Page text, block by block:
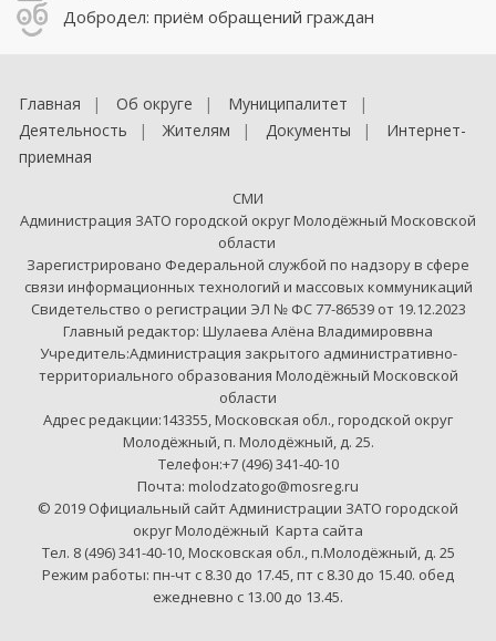
Добродел: приём обращений граждан
Главная Об округе
Муниципалитет
Деятельность
Жителям Документы
Интернет-
приемная
СМИ
Администрация ЗАТО городской округ Молодёжный Московской
области
Зарегистрировано Федеральной службой по надзору в сфере
связи информационных технологий и массовых коммуникаций
Свидетельство о регистрации ЭЛ № ФС 77-86539 от 19.12.2023
Главный редактор: Шулаева Алёна Владимироввна
Учредитель:Администрация закрытого административно-
территориального образования Молодёжный Московской
области
Адрес редакции:143355, Московская обл., городской округ
Молодёжный, п. Молодёжный, д. 25.
Телефон:+7 (496) 341-40-10
Почта: molodzatogo@mosreg.ru
© 2019 Официальный сайт Администрации ЗАТО городской
округ Молодёжный Карта сайта
Тел. 8 (496) 341-40-10, Московская обл., п.Молодёжный, д. 25
Режим работы: пн-чт с 8.30 до 17.45, пт с 8.30 до 15.40. обед
ежедневно с 13.00 до 13.45.